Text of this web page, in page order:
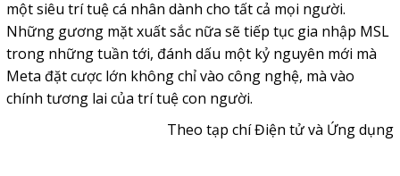
một siêu trí tuệ cá nhân dành cho tất cả mọi người.
Những gương mặt xuất sắc nữa sẽ tiếp tục gia nhập MSL
trong những tuần tới, đánh dấu một kỷ nguyên mới mà
Meta đặt cược lớn không chỉ vào công nghệ, mà vào
chính tương lai của trí tuệ con người.
Theo tạp chí Điện tử và Ứng dụng